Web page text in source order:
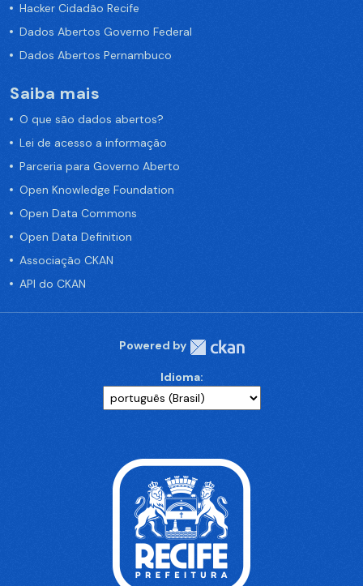
Hacker Cidadão Recife
Dados Abertos Governo Federal
Dados Abertos Pernambuco
Saiba mais
O que são dados abertos?
Lei de acesso a informação
Parceria para Governo Aberto
Open Knowledge Foundation
Open Data Commons
Open Data Definition
Associação CKAN
API do CKAN
Powered by
Idioma